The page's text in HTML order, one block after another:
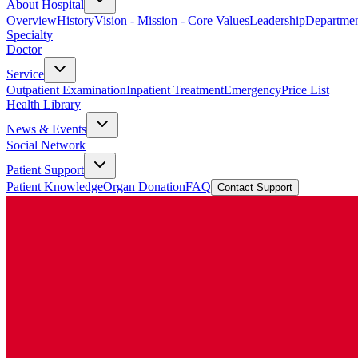
About Hospital
OverviewHistoryVision - Mission - Core ValuesLeadership
Specialty
Doctor
Service
Outpatient ExaminationInpatient TreatmentEmergencyPrice List
Health Library
News & Events
Social Network
Patient Support
Patient KnowledgeOrgan DonationFAQ Contact Support